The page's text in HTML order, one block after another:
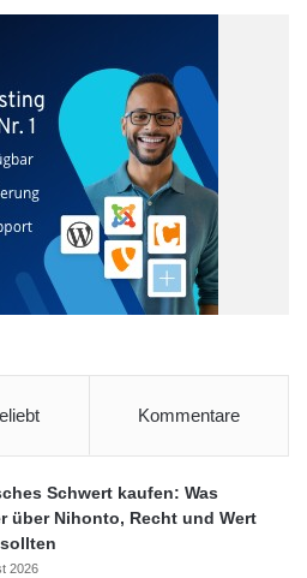
Impulse“.
Kommentare
Schwert kaufen: Was
über Nihonto, Recht und Wert
2026